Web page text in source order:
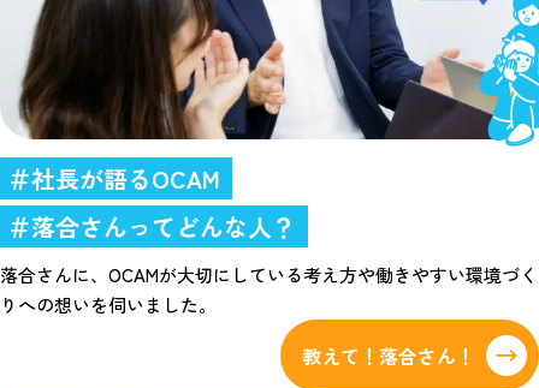
＃社長が語るOCAM
＃落合さんってどんな人？
落合さんに、OCAMが大切にしている考え方や働きやすい環境づく
りへの想いを伺いました。
教えて！落合さん！